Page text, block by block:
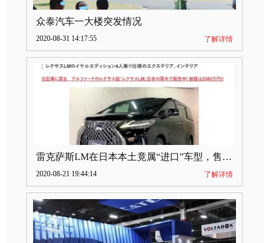
众泰汽车一大楼突发情况
2020-08-31 14:17:55 了解详情
雷克萨斯LM在日本本土竟属“进口”车型，售价2580万日元
2020-08-21 19:44:14 了解详情